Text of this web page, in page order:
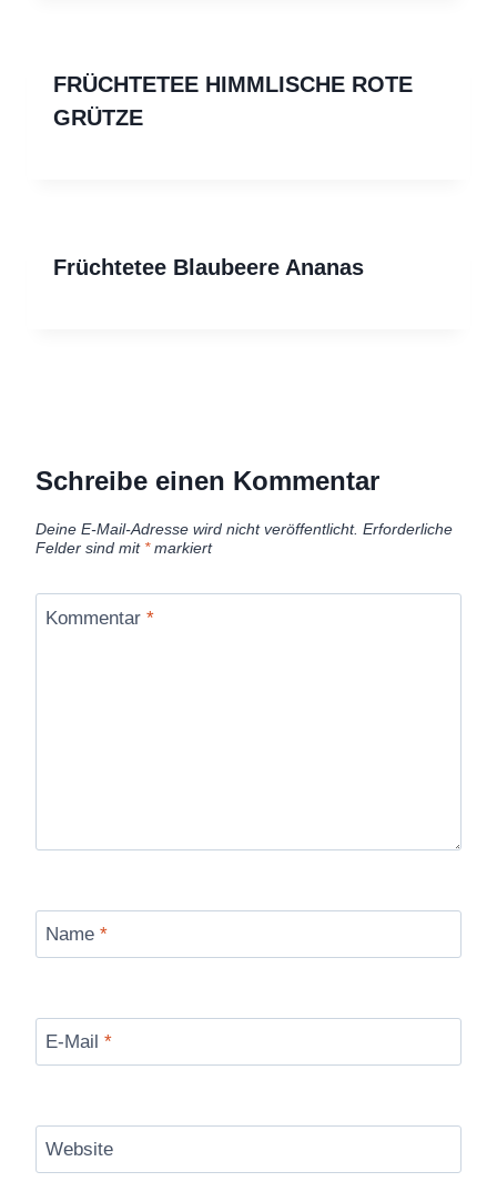
FRÜCHTETEE HIMMLISCHE ROTE
GRÜTZE
Früchtetee Blaubeere Ananas
Schreibe einen Kommentar
Deine E-Mail-Adresse wird nicht veröffentlicht. Erforderliche
Felder sind mit *markiert
Kommentar *
Name *
E-Mail *
Website